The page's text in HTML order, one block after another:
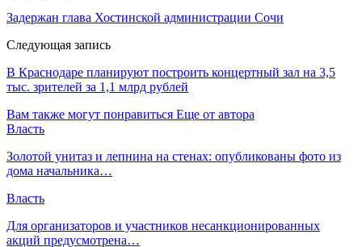
Задержан глава Хостинской администрации Сочи
Следующая запись
В Краснодаре планируют построить концертный зал на 3,5
тыс. зрителей за 1,1 млрд рублей
Вам также могут понравиться Еще от автора
Власть
​Золотой унитаз и лепнина на стенах: опубликованы фото из
дома начальника…
Власть
Для организаторов и участников несанкционированных
акций предусмотрена…